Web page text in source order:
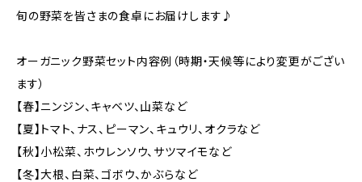
旬の野菜を皆さまの食卓にお届けします♪
オーガニック野菜セット内容例（時期・天候等により変更がござい
ます）
【春】ニンジン、キャベツ、山菜など
【夏】トマト、ナス、ピーマン、キュウリ、オクラなど
【秋】小松菜、ホウレンソウ、サツマイモなど
【冬】大根、白菜、ゴボウ、かぶらなど